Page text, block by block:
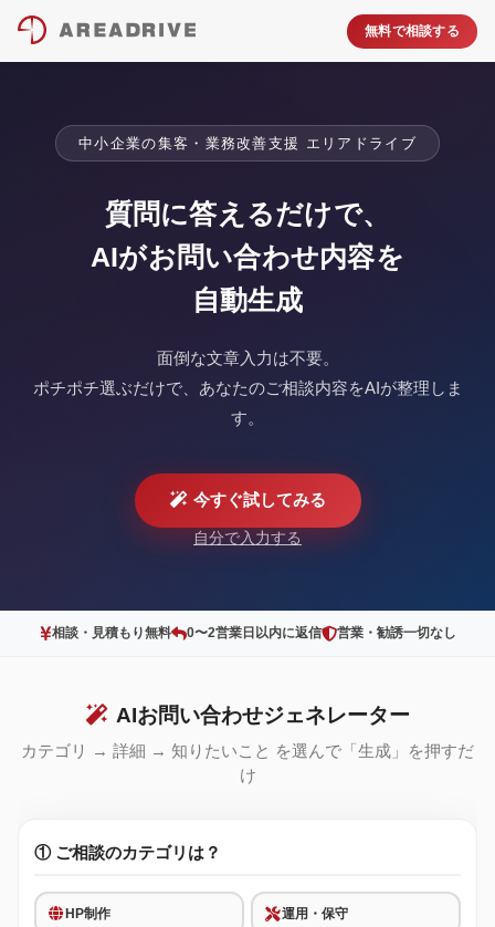
無料で相談する
中小企業の集客・業務改善支援 エリアドライブ
質問に答えるだけで、
AIがお問い合わせ内容を
自動生成
面倒な文章入力は不要。
ポチポチ選ぶだけで、あなたのご相談内容をAIが整理しま
す。
今すぐ試してみる
自分で入力する
相談・見積もり無料 0〜2営業日以内に返信 営業・勧誘一切なし
AIお問い合わせジェネレーター
カテゴリ → 詳細 → 知りたいこと を選んで「生成」を押すだ
け
① ご相談のカテゴリは？
HP制作 運用・保守